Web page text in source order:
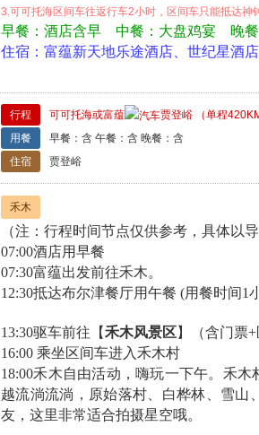
3.可可托海区间车往返行车2小时，区间车只能抵达
早餐：酒店含早 中餐：大盘鸡宴 晚餐
住宿：富蕴新天地乐途酒店、世纪星酒
行程 可可托海或富蕴
贾登峪 （单程
用餐
早餐：含 午餐：含 晚餐：含
住宿
贾登峪
禾木
（注：行程时间节点仅供参考，具体以
07:00酒店用早餐
07:30富蕴出发前往禾木。
12:30抵达布尔津餐厅用午餐 (用餐时间1
13:30驱车前往【禾木风景区】（含门票
16:00 乘坐区间车进入禾木村
18:00禾木自由活动，嗨玩一下午。禾
越流淌流淌，原始落村、白桦林、雪山
友，这里非常适合拍摄星空哦。